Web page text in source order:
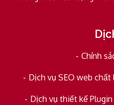
Chính
Dịch vụ SEO web
Dịch vụ thiết kế